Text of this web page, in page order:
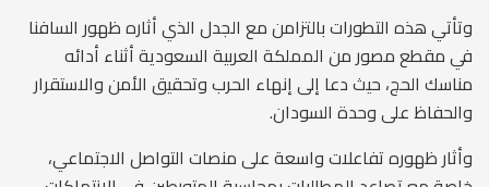
وتأتي هذه التطورات بالتزامن مع الجدل الذي أثاره ظهور السافنا
في مقطع مصور من المملكة العربية السعودية أثناء أدائه
مناسك الحج، حيث دعا إلى إنهاء الحرب وتحقيق الأمن والاستقرار
والحفاظ على وحدة السودان.
وأثار ظهوره تفاعلات واسعة على منصات التواصل الاجتماعي،